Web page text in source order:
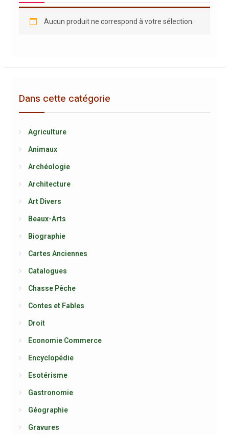
Aucun produit ne correspond à votre sélection.
Dans cette catégorie
Agriculture
Animaux
Archéologie
Architecture
Art Divers
Beaux-Arts
Biographie
Cartes Anciennes
Catalogues
Chasse Pêche
Contes et Fables
Droit
Economie Commerce
Encyclopédie
Esotérisme
Gastronomie
Géographie
Gravures